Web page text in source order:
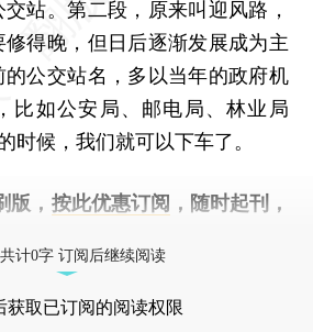
站。第二段，原来叫迎风路，
得晚，但日后逐渐发展成为主
公交站名，多以当年的政府机
比如公安局、邮电局、林业局
时候，我们就可以下车了。
版， 按此优惠订阅 ，随时起刊，
计0字 订阅后继续阅读
获取已订阅的阅读权限